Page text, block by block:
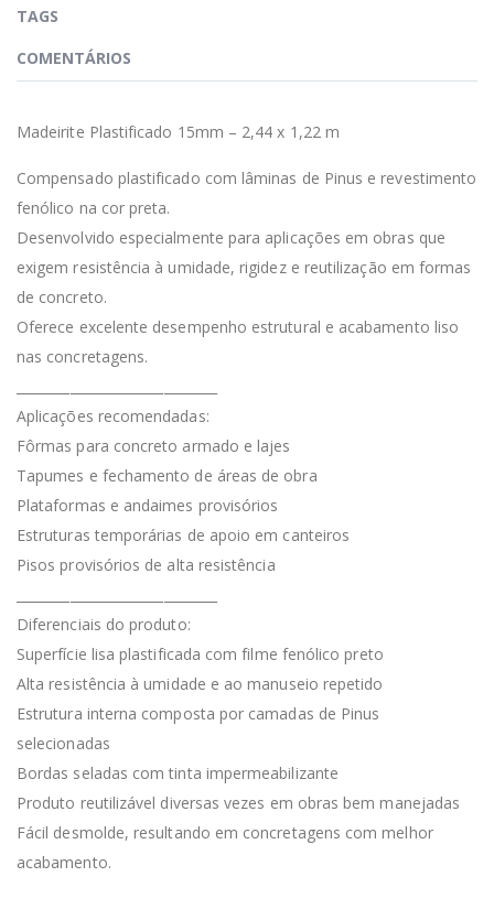
TAGS
COMENTÁRIOS
Madeirite Plastificado 15mm – 2,44 x 1,22 m
Compensado plastificado com lâminas de Pinus e revestimento
fenólico na cor preta.
Desenvolvido especialmente para aplicações em obras que
exigem resistência à umidade, rigidez e reutilização em formas
de concreto.
Oferece excelente desempenho estrutural e acabamento liso
nas concretagens.
Aplicações recomendadas:
Fôrmas para concreto armado e lajes
Tapumes e fechamento de áreas de obra
Plataformas e andaimes provisórios
Estruturas temporárias de apoio em canteiros
Pisos provisórios de alta resistência
Diferenciais do produto:
Superfície lisa plastificada com filme fenólico preto
Alta resistência à umidade e ao manuseio repetido
Estrutura interna composta por camadas de Pinus
selecionadas
Bordas seladas com tinta impermeabilizante
Produto reutilizável diversas vezes em obras bem manejadas
Fácil desmolde, resultando em concretagens com melhor
acabamento.